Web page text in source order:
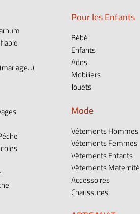
Pour les Enfants
Bébé
Enfants
Ados
Mobiliers
Jouets
Mode
Vêtements Hommes
Vêtements Femmes
Vêtements Enfants
Vêtements Maternité
Accessoires
Chaussures